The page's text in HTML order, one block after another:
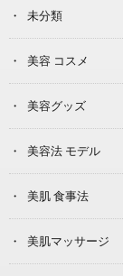
未分類
美容 コスメ
美容グッズ
美容法 モデル
美肌 食事法
美肌マッサージ